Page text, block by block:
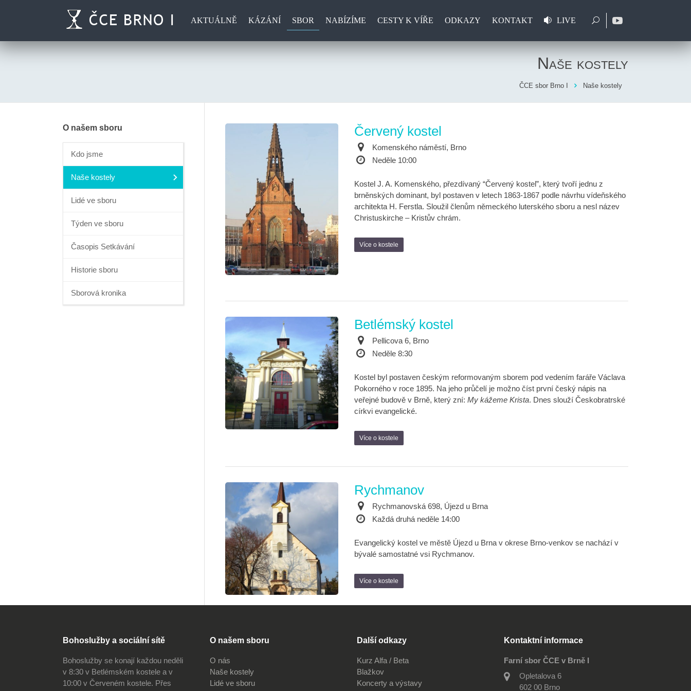
AKTUÁLNĚ KÁZÁNÍ SBOR NABÍZÍME CESTY K VÍŘE ODKAZY KONTAKT LIVE
Naše kostely
ČCE sbor Brno I Naše kostely
Červený kostel
Komenského náměstí, Brno
Neděle 10:00
Kostel J. A. Komenského, přezdívaný “Červený kostel”, který tvoří jednu z
brněnských dominant, byl postaven v letech 1863-1867 podle návrhu vídeňského
architekta H. Ferstla. Sloužil členům německého luterského sboru a nesl název
Christuskirche – Kristův chrám.
Více o kostele
Betlémský kostel
Pellicova 6, Brno
Neděle 8:30
Kostel byl postaven českým reformovaným sborem pod vedením faráře Václava
Pokorného v roce 1895. Na jeho průčelí je možno číst první český nápis na
veřejné budově v Brně, který zní: My kážeme Krista. Dnes slouží Českobratrské
církvi evangelické.
Více o kostele
Rychmanov
Rychmanovská 698, Újezd u Brna
Každá druhá neděle 14:00
Evangelický kostel ve městě Újezd u Brna v okrese Brno-venkov se nachází v
bývalé samostatné vsi Rychmanov.
Více o kostele
O našem sboru
Kdo jsme
Naše kostely
Lidé ve sboru
Týden ve sboru
Časopis Setkávání
Historie sboru
Sborová kronika
Bohoslužby a sociální sítě
Bohoslužby se konají každou neděli
v 8:30 v Betlémském kostele a v
10:00 v Červeném kostele. Přes
O našem sboru
O nás
Naše kostely
Lidé ve sboru
Další odkazy
Kurz Alfa / Beta
Blažkov
Koncerty a výstavy
Kontaktní informace
Farní sbor ČCE v Brně I
Opletalova 6
602 00 Brno